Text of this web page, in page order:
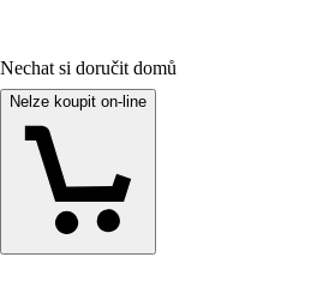
Nechat si doručit domů
Nelze koupit on-line